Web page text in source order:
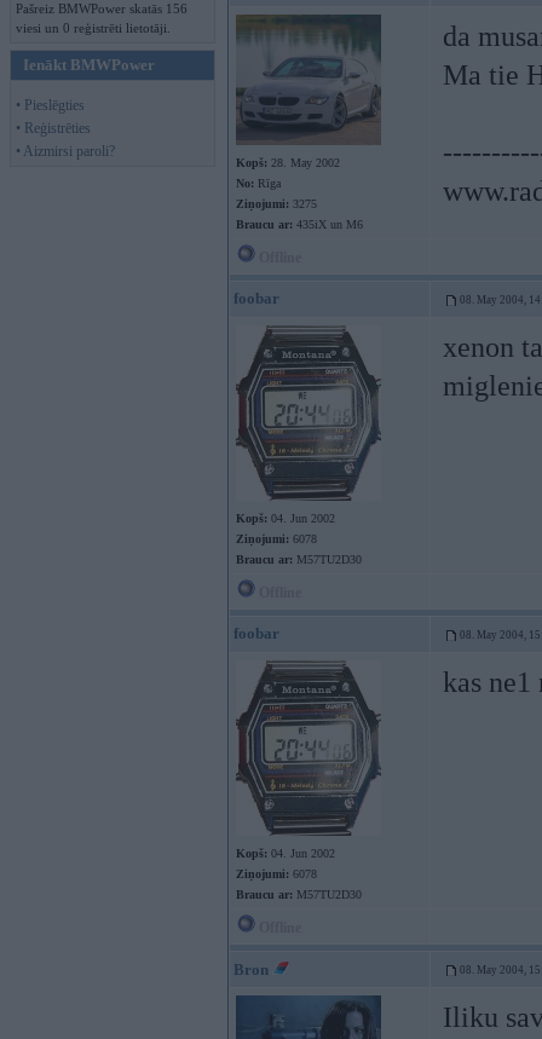
Pašreiz BMWPower skatās 156
viesi un 0 reģistrēti lietotāji.
Ienākt BMWPower
• Pieslēgties
• Reģistrēties
• Aizmirsi paroli?
Kopš: 28. May 2002
No: Rīga
Ziņojumi: 3275
Braucu ar: 435iX un M6
da
Ma tie
foobar 08. May 2004,
Kopš: 04. Jun 2002
Ziņojumi: 6078
Braucu ar: M57TU2D30
xenon
foobar 08. May 2004,
Kopš: 04. Jun 2002
Ziņojumi: 6078
Braucu ar: M57TU2D30
kas
Bron 08. May 2004,
Iliku